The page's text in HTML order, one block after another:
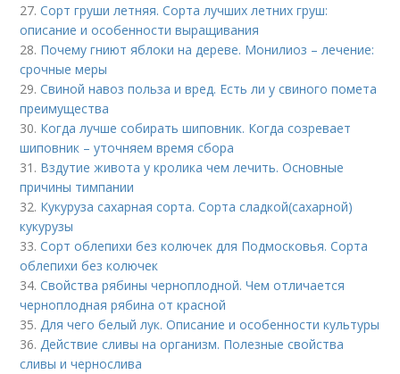
27.Сорт груши летняя. Сорта лучших летних груш:
описание и особенности выращивания
28. Почему гниют яблоки на дереве. Монилиоз – лечение:
срочные меры
29.Свиной навоз польза и вред. Есть ли у свиного помета
преимущества
30. Когда лучше собирать шиповник. Когда созревает
шиповник – уточняем время сбора
31. Вздутие живота у кролика чем лечить. Основные
причины тимпании
32. Кукуруза сахарная сорта. Сорта сладкой(сахарной)
кукурузы
33.Сорт облепихи без колючек для Подмосковья. Сорта
облепихи без колючек
34.Свойства рябины черноплодной. Чем отличается
черноплодная рябина от красной
35.Для чего белый лук. Описание и особенности культуры
36.Действие сливы на организм. Полезные свойства
сливы и чернослива